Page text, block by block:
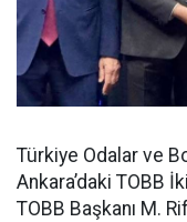
Türkiye Odalar ve
Ankara’daki TOBB
TOBB Başkanı M.